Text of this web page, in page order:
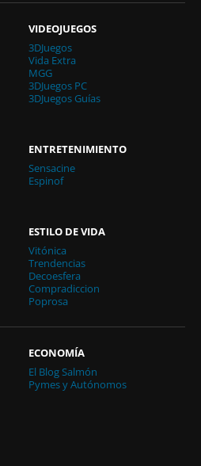
VIDEOJUEGOS
3DJuegos
Vida Extra
MGG
3DJuegos PC
3DJuegos Guías
ENTRETENIMIENTO
Sensacine
Espinof
ESTILO DE VIDA
Vitónica
Trendencias
Decoesfera
Compradiccion
Poprosa
ECONOMÍA
El Blog Salmón
Pymes y Autónomos